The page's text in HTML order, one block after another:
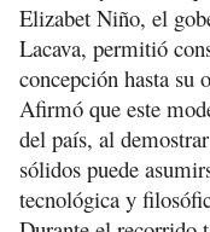
Elizabet Niño, el
Lacava, permitió
concepción hasta su
Afirmó que este
del país, al
sólidos puede
tecnológica y